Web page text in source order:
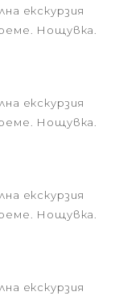
екскурзия
Нощувка.
екскурзия
Нощувка.
екскурзия
Нощувка.
екскурзия